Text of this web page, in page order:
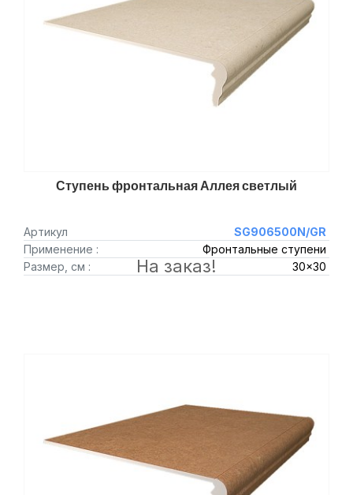
Ступень фронтальная Аллея светлый
Артикул
SG906500N/GR
Применение :
Фронтальные ступени
Размер, см :
30x30
На заказ!